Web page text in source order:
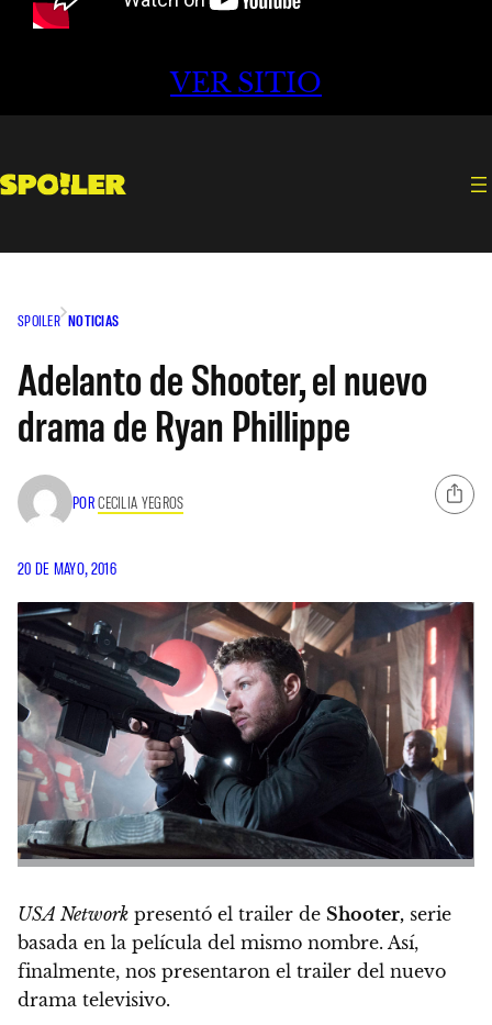
VER SITIO
SPOILER NOTICIAS
Adelanto de Shooter, el nuevo
drama de Ryan Phillippe
PORCECILIA YEGROS
20 DE MAYO, 2016
USA Network presentó el trailer de Shooter, serie
basada en la película del mismo nombre. Así,
finalmente, nos presentaron el trailer del nuevo
drama televisivo.